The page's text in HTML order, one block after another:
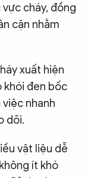
cháy, đồng
cận nhằm
xuất hiện
khói đen bốc
việc nhanh
dõi.
vật liệu dễ
ít khó